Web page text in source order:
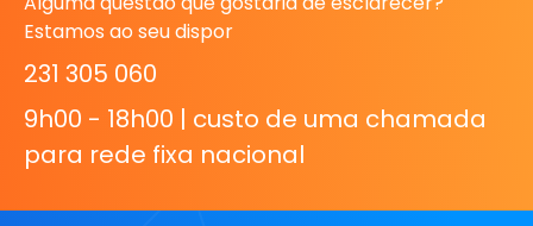
Estamos ao seu dispor
231 305 060
9h00 - 18h00 | custo de uma chamada
para rede fixa nacional